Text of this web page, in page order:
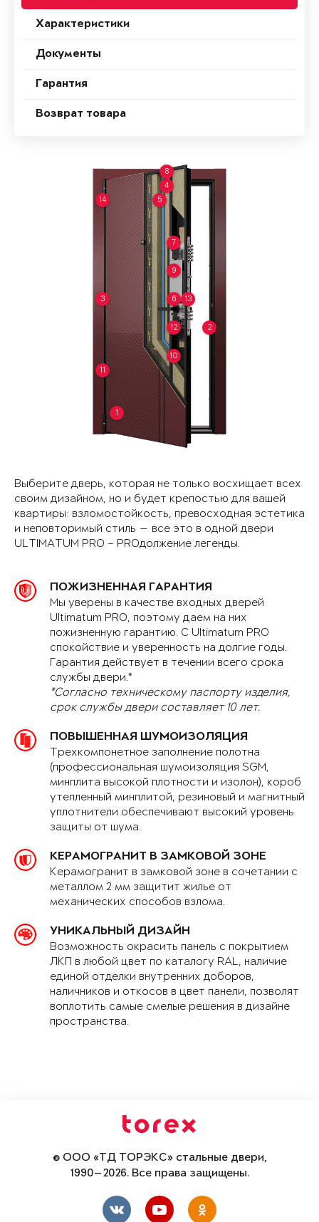
Характеристики
Документы
Гарантия
Возврат товара
1
2
3
4
5
6
7
8
9
10
11
12
13
14
Выберите дверь, которая не только восхищает всех
своим дизайном, но и будет крепостью для вашей
квартиры: взломостойкость, превосходная эстетика
и неповторимый стиль — все это в одной двери
ULTIMATUM PRO – PROдолжение легенды.
ПОЖИЗНЕННАЯ ГАРАНТИЯ
Мы уверены в качестве входных дверей
Ultimatum PRO, поэтому даем на них
пожизненную гарантию. С Ultimatum PRO
спокойствие и уверенность на долгие годы.
Гарантия действует в течении всего срока
службы двери.*
*Согласно техническому паспорту изделия,
срок службы двери составляет 10 лет.
ПОВЫШЕННАЯ ШУМОИЗОЛЯЦИЯ
Трехкомпонетное заполнение полотна
(профессиональная шумоизоляция SGM,
минплита высокой плотности и изолон), короб
утепленный минплитой, резиновый и магнитный
уплотнители обеспечивают высокий уровень
защиты от шума.
КЕРАМОГРАНИТ В ЗАМКОВОЙ ЗОНЕ
Керамогранит в замковой зоне в сочетании с
металлом 2 мм защитит жилье от
механических способов взлома.
УНИКАЛЬНЫЙ ДИЗАЙН
Возможность окрасить панель с покрытием
ЛКП в любой цвет по каталогу RAL, наличие
единой отделки внутренних доборов,
наличников и откосов в цвет панели, позволят
воплотить самые смелые решения в дизайне
пространства.
© ООО «ТД ТОРЭКС» стальные двери,
1990—2026. Все права защищены.